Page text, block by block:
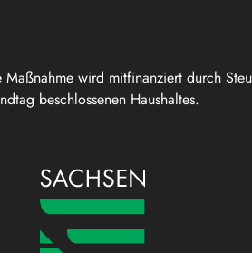
wird mitfinanziert durch
beschlossenen Haushaltes.